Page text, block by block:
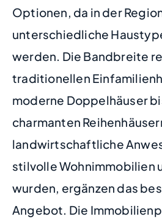
Optionen, da in der
unterschiedliche
werden. Die Bandbreite
traditionellen
moderne Doppelhäuser
charmanten
landwirtschaftliche
stilvolle Wohnimmobilien
wurden, ergänzen das
Angebot. Die